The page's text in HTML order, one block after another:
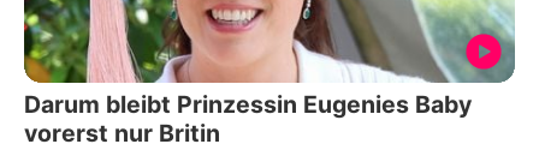
Darum bleibt Prinzessin Eugenies Baby
vorerst nur Britin